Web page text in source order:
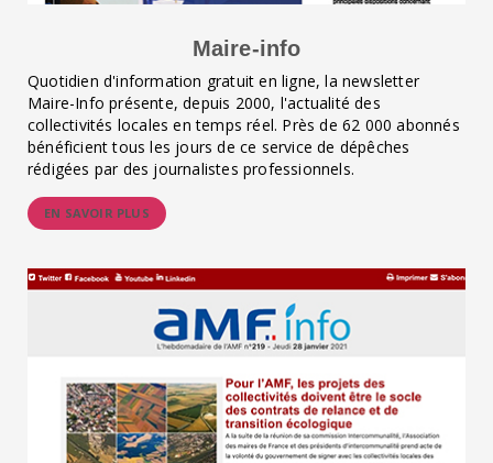
Maire-info
Quotidien d'information gratuit en ligne, la newsletter
Maire-Info présente, depuis 2000, l'actualité des
collectivités locales en temps réel. Près de 62 000 abonnés
bénéficient tous les jours de ce service de dépêches
rédigées par des journalistes professionnels.
EN SAVOIR PLUS